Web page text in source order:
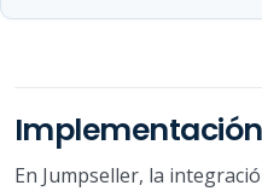
En Jumpseller, la